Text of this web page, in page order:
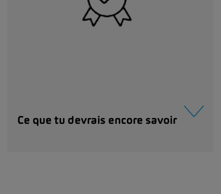
Ce que tu devrais encore savoir